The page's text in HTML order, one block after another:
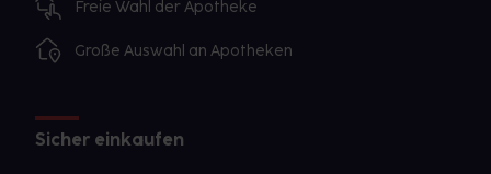
Freie Wahl der Apotheke
Große Auswahl an Apotheken
Sicher einkaufen